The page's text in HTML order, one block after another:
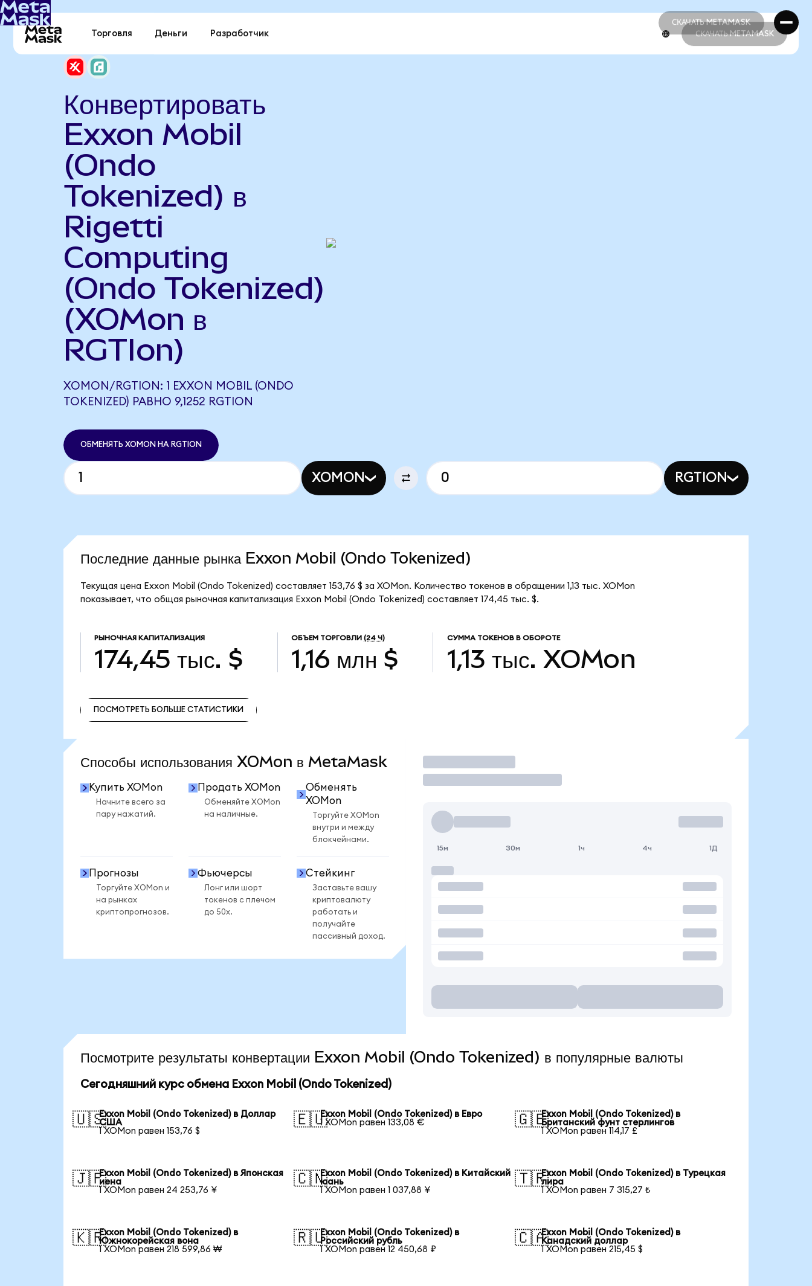
СКАЧАТЬ METAMASK
СКАЧАТЬ METAMASK
Торговля Деньги Разработчик СКАЧАТЬ METAMASK
Конвертировать
Exxon Mobil
(Ondo
Tokenized) в
Rigetti
Computing
(Ondo Tokenized)
(XOMon в
RGTIon)
XOMON/RGTION: 1 EXXON MOBIL (ONDO
TOKENIZED) РАВНО 9,1252 RGTION
ОБМЕНЯТЬ XOMON НА RGTION
XOMON RGTION
Последние данные рынка Exxon Mobil (Ondo Tokenized)
Текущая цена Exxon Mobil (Ondo Tokenized) составляет 153,76 $ за XOMon. Количество токенов в обращении 1,13 тыс. XOMon
показывает, что общая рыночная капитализация Exxon Mobil (Ondo Tokenized) составляет 174,45 тыс. $.
РЫНОЧНАЯ КАПИТАЛИЗАЦИЯ
174,45 тыс. $
ОБЪЕМ ТОРГОВЛИ (24 Ч)
1,16 млн $
СУММА ТОКЕНОВ В ОБОРОТЕ
1,13 тыс. XOMon
ПОСМОТРЕТЬ БОЛЬШЕ СТАТИСТИКИ
Способы использования XOMon в MetaMask
Купить XOMon
Начните всего за
пару нажатий.
Продать XOMon
Обменяйте XOMon
на наличные.
Обменять
XOMon
Торгуйте XOMon
внутри и между
блокчейнами.
Прогнозы
Торгуйте XOMon и
на рынках
криптопрогнозов.
Фьючерсы
Лонг или шорт
токенов с плечом
до 50x.
Стейкинг
Заставьте вашу
криптовалюту
работать и
получайте
пассивный доход.
Торговать
15м 30м 1ч 4ч 1Д
Посмотрите результаты конвертации Exxon Mobil (Ondo Tokenized) в популярные валюты
Сегодняшний курс обмена Exxon Mobil (Ondo Tokenized)
🇺🇸Exxon Mobil (Ondo Tokenized) в Доллар
США
1 XOMon равен 153,76 $
🇪🇺Exxon Mobil (Ondo Tokenized) в Евро
1 XOMon равен 133,08 €
🇬🇧Exxon Mobil (Ondo Tokenized) в
Британский фунт стерлингов
1 XOMon равен 114,17 £
🇯🇵Exxon Mobil (Ondo Tokenized) в Японская
иена
1 XOMon равен 24 253,76 ¥
🇨🇳Exxon Mobil (Ondo Tokenized) в Китайский
юань
1 XOMon равен 1 037,88 ¥
🇹🇷Exxon Mobil (Ondo Tokenized) в Турецкая
лира
1 XOMon равен 7 315,27 ₺
🇰🇷Exxon Mobil (Ondo Tokenized) в
Южнокорейская вона
1 XOMon равен 218 599,86 ₩
🇷🇺Exxon Mobil (Ondo Tokenized) в
Российский рубль
1 XOMon равен 12 450,68 ₽
🇨🇦Exxon Mobil (Ondo Tokenized) в
Канадский доллар
1 XOMon равен 215,45 $